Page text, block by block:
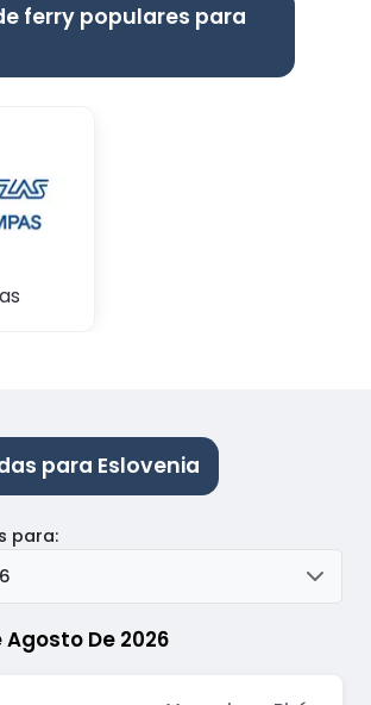
ferry populares para
para Eslovenia
Agosto De 2026
para: